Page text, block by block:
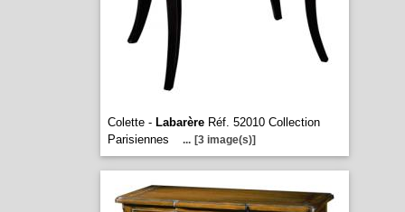
Colette - LabarèreRéf. 52010 Collection
Parisiennes
... [3 image(s)]